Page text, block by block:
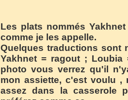
Les plats nommés
comme je les appelle.
Quelques traductions sont
Yakhnet = ragout ; Loubia
photo vous verrez qu'il
mon assiette, c'est voulu ,
assez dans la casserole